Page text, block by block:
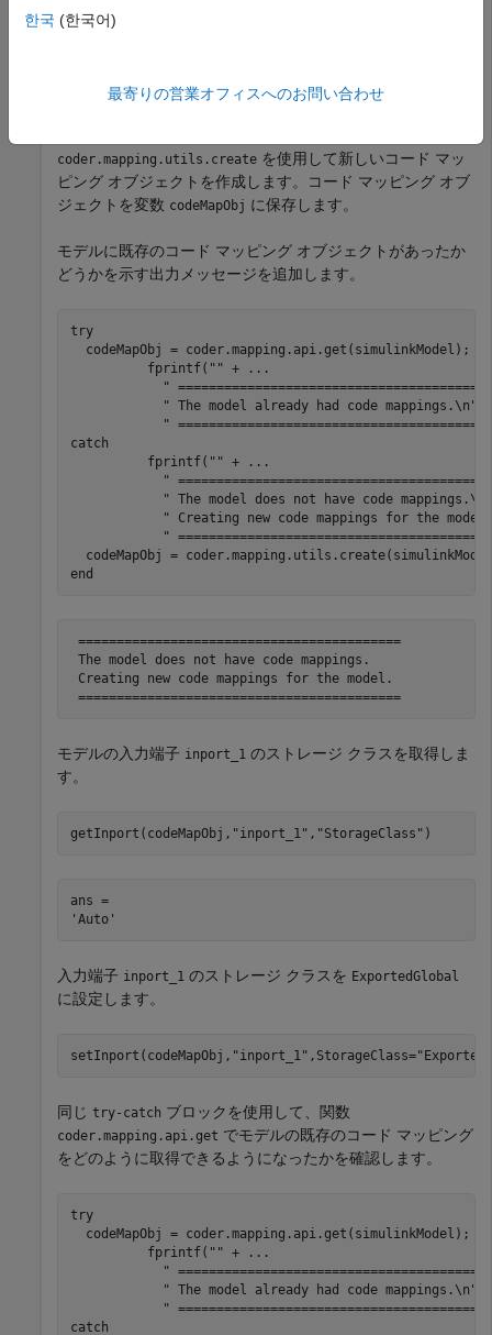
load_system(simulinkModel);
グ オブジェクトが存在するかどうかを判別します。
coder.mapping.utils.create を使用して新しいコード マッ
ピング オブジェクトを作成します。コード マッピング オブ
ジェクトを変数 codeMapObj に保存します。
モデルに既存のコード マッピング オブジェクトがあったか
どうかを示す出力メッセージを追加します。
try
  codeMapObj = coder.mapping.api.get(simulinkModel);
          fprintf(
"" +
...
"
" The model already had code mappings.\n"
"
catch
          fprintf(
"" +
...
"
" The model does not have code mappings.\n"
" Creating new code mappings for the
"
end
==========================================
The model does not have code mappings.
Creating new code mappings for the model.
==========================================
モデルの入力端子 inport_1 のストレージ クラスを取得しま
す。
getInport(codeMapObj, "inport_1" , "StorageClass" )
ans =
入力端子 inport_1 のストレージ クラスを ExportedGlobal
に設定します。
setInport(codeMapObj, "inport_1" ,StorageClass=
同じ try-catch ブロックを使用して、関数
coder.mapping.api.get でモデルの既存のコード マッピング
をどのように取得できるようになったかを確認します。
try
  codeMapObj = coder.mapping.api.get(simulinkModel);
          fprintf(
"" +
...
"
" The model already had code mappings.\n"
"
catch
한국 (한국어)
最寄りの営業オフィスへのお問い合わせ